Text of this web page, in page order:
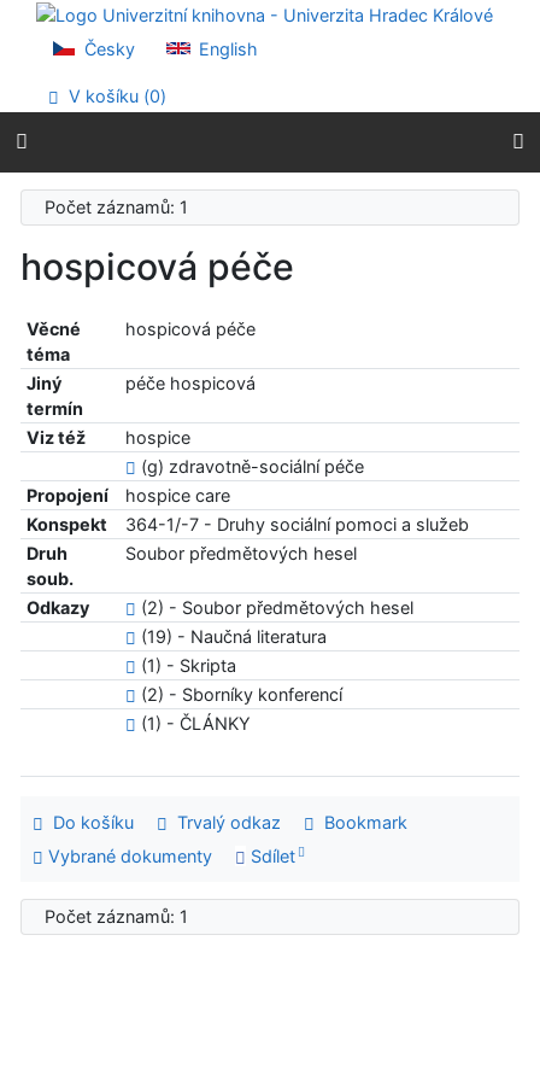
Přejít na obsah
Přejít na menu
Prohlášení o webové přístupnosti
Česky English
V košíku (0)
Počet záznamů: 1
hospicová péče
Věcné
téma
hospicová péče
Jiný
termín
péče hospicová
Viz též
hospice
(g) zdravotně-sociální péče
Propojení
hospice care
Konspekt
364-1/-7 - Druhy sociální pomoci a služeb
Druh
soub.
Soubor předmětových hesel
Odkazy
(2) - Soubor předmětových hesel
(19) - Naučná literatura
(1) - Skripta
(2) - Sborníky konferencí
(1) - ČLÁNKY
Do košíku Trvalý odkaz
Bookmark
Vybrané dokumenty
Sdílet
Počet záznamů: 1